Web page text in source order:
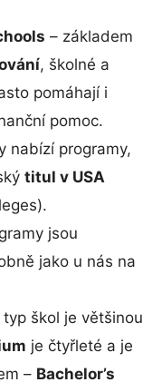
– základem
, školné a
pomáhají i
pomoc.
nabízí programy,
titul v USA
jsou
jako u nás na
škol je většinou
je čtyřleté a je
– Bachelor’s